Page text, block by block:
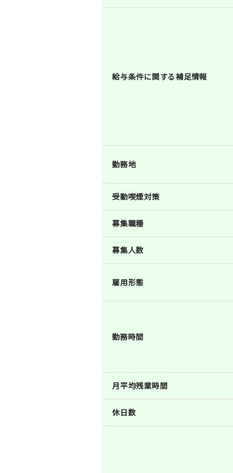
給与条件に関する補足情報
勤務地
受動喫煙対策
募集職種
募集人数
雇用形態
勤務時間
月平均残業時間
休日数